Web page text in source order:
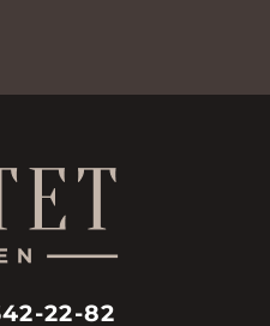
22-82